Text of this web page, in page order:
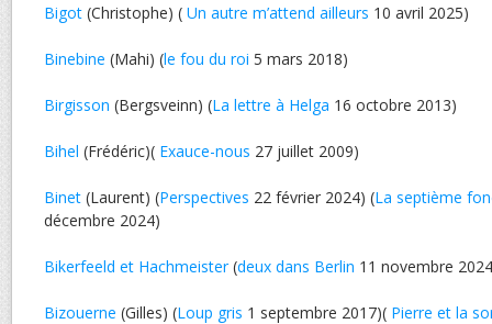
Bigot (Christophe) ( Un autre m’attend ailleurs 10 avril 2025)
Binebine (Mahi) (le fou du roi 5 mars 2018)
Birgisson (Bergsveinn) (La lettre à Helga 16 octobre 2013)
Bihel (Frédéric)( Exauce-nous 27 juillet 2009)
Binet (Laurent) (Perspectives 22 février 2024) (La septième
décembre 2024)
Bikerfeeld et Hachmeister(deux dans Berlin 11 novembre
Bizouerne (Gilles) (Loup gris 1 septembre 2017)( Pierre et la